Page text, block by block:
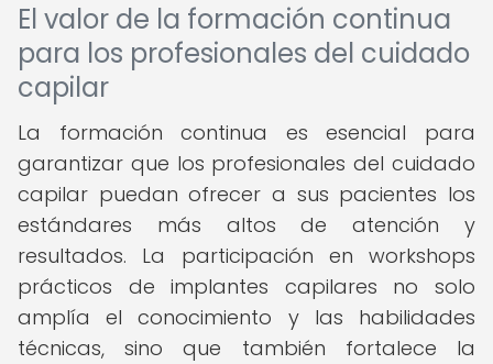
El valor de la formación continua
para los profesionales del cuidado
capilar
La formación continua es esencial para
garantizar que los profesionales del cuidado
capilar puedan ofrecer a sus pacientes los
estándares más altos de atención y
resultados. La participación en workshops
prácticos de implantes capilares no solo
amplía el conocimiento y las habilidades
técnicas, sino que también fortalece la